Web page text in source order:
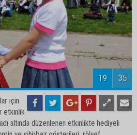
21 35
için
etkinlik
altında düzenlenen etkinlikte hediyeli
ve sihirbaz gösterileri, rölyef